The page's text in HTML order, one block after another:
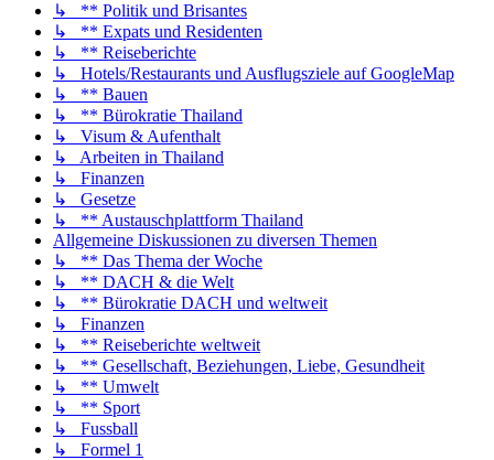
↳ ** Politik und Brisantes
↳ ** Expats und Residenten
↳ ** Reiseberichte
↳ Hotels/Restaurants und Ausflugsziele auf GoogleMap
↳ ** Bauen
↳ ** Bürokratie Thailand
↳ Visum & Aufenthalt
↳ Arbeiten in Thailand
↳ Finanzen
↳ Gesetze
↳ ** Austauschplattform Thailand
Allgemeine Diskussionen zu diversen Themen
↳ ** Das Thema der Woche
↳ ** DACH & die Welt
↳ ** Bürokratie DACH und weltweit
↳ Finanzen
↳ ** Reiseberichte weltweit
↳ ** Gesellschaft, Beziehungen, Liebe, Gesundheit
↳ ** Umwelt
↳ ** Sport
↳ Fussball
↳ Formel 1